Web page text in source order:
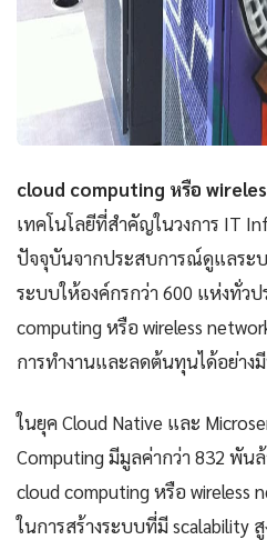
cloud computing หรือ
เทคโนโลยีที่สำคัญในวงการ IT
ปัจจุบันจากประสบการณ์ดูแลระ
ระบบให้องค์กรกว่า 600 แห่งทั่ว
computing หรือ wireless
การทำงานและลดต้นทุนได้อย่าง
ในยุค Cloud Native และ
Computing มีมูลค่ากว่า 832 พัน
cloud computing หรือ
ในการสร้างระบบที่มี scalability